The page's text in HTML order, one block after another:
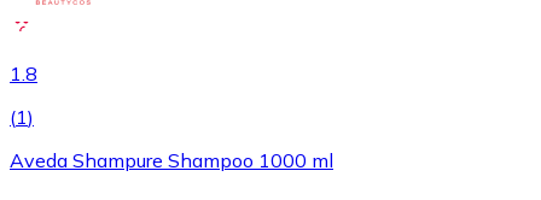
1.8
(1)
Aveda Shampure Shampoo 1000 ml